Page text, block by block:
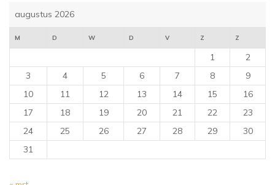
augustus 2026
M D W D V Z Z
1
2
3
4 5 6 7 8
9
10
11 12 13 14 15
16
17
18 19 20 21 22
23
24
25 26 27 28 29
30
31